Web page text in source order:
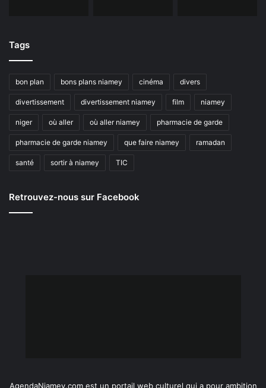
Tags
bon plan bons plans niamey cinéma divers
divertissement divertissement niamey film niamey
niger où aller où aller niamey pharmacie de garde
pharmacie de garde niamey que faire niamey ramadan
santé sortir à niamey TIC
Retrouvez-nous sur Facebook
AgendaNiamey.com est un portail web culturel qui a pour ambition